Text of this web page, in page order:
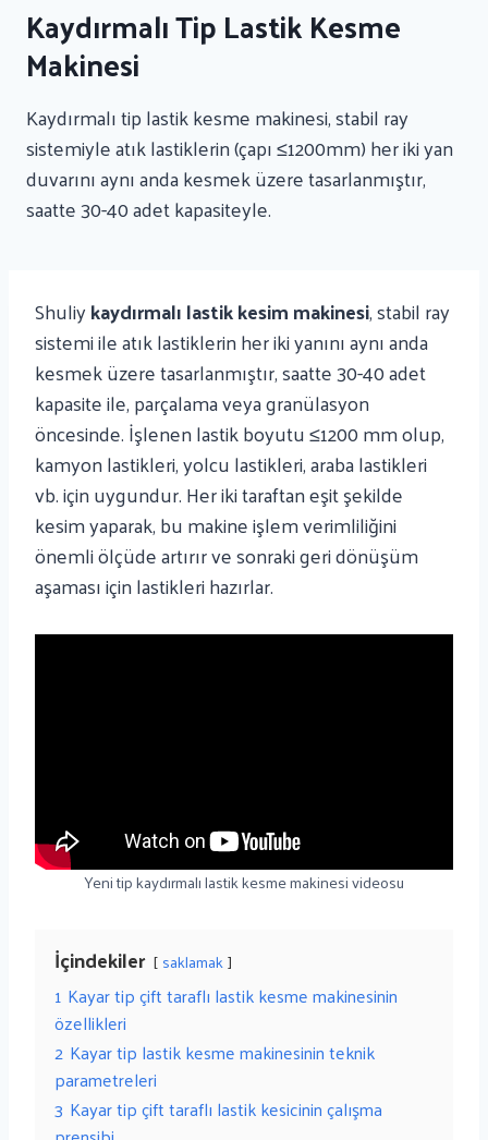
Kaydırmalı Tip Lastik Kesme
Makinesi
Kaydırmalı tip lastik kesme makinesi, stabil ray
sistemiyle atık lastiklerin (çapı ≤1200mm) her iki yan
duvarını aynı anda kesmek üzere tasarlanmıştır,
saatte 30-40 adet kapasiteyle.
Shuliykaydırmalı lastik kesim makinesi, stabil ray
sistemi ile atık lastiklerin her iki yanını aynı anda
kesmek üzere tasarlanmıştır, saatte 30-40 adet
kapasite ile, parçalama veya granülasyon
öncesinde. İşlenen lastik boyutu ≤1200 mm olup,
kamyon lastikleri, yolcu lastikleri, araba lastikleri
vb. için uygundur. Her iki taraftan eşit şekilde
kesim yaparak, bu makine işlem verimliliğini
önemli ölçüde artırır ve sonraki geri dönüşüm
aşaması için lastikleri hazırlar.
Yeni tip kaydırmalı lastik kesme makinesi videosu
İçindekiler saklamak
1 Kayar tip çift taraflı lastik kesme makinesinin
özellikleri
2 Kayar tip lastik kesme makinesinin teknik
parametreleri
3 Kayar tip çift taraflı lastik kesicinin çalışma